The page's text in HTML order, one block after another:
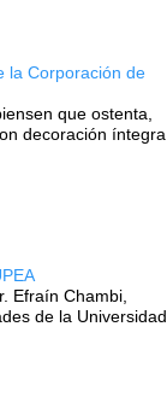
la Corporación de
que ostenta,
decoración íntegra
Efraín Chambi,
de la Universidad